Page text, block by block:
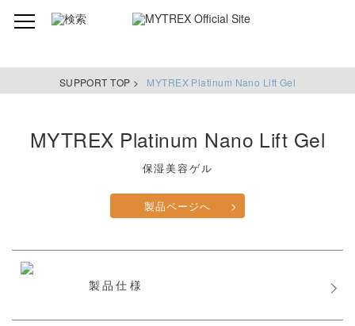
SUPPORT TOP > MYTREX Platinum Nano Lift Gel
MYTREX Platinum Nano Lift Gel
保湿美容ゲル
製品ページへ >
製品仕様